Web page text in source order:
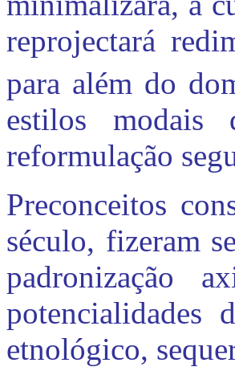
reprojectará
para além do
estilos modais
reformulação
Preconceitos
século, fizeram
padronização
potencialidades
etnológico,